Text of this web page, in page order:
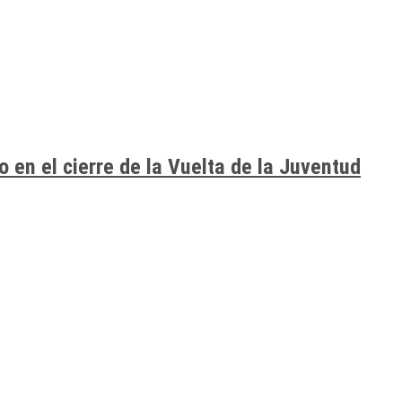
en el cierre de la Vuelta de la Juventud